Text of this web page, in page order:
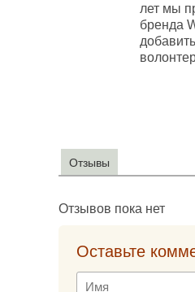
лет мы
бренда
Отзывы
Отзывов пока нет
Оставьте